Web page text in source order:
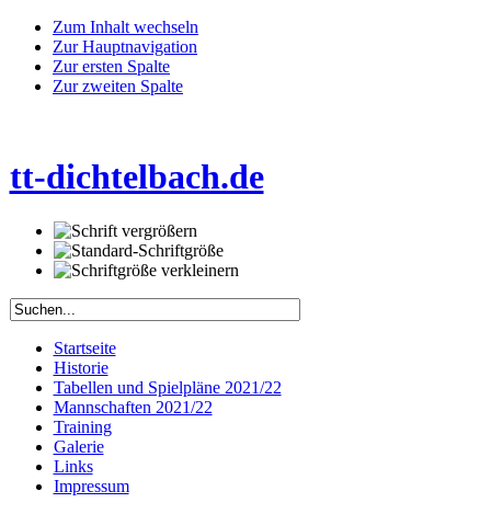
Zum Inhalt wechseln
Zur Hauptnavigation
Zur ersten Spalte
Zur zweiten Spalte
tt-dichtelbach.de
Startseite
Historie
Tabellen und Spielpläne 2021/22
Mannschaften 2021/22
Training
Galerie
Links
Impressum